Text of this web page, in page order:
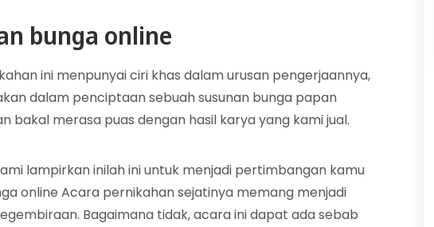
bunga online
ini menpunyai ciri khas dalam urusan pengerjaannya,
dalam penciptaan sebuah susunan bunga papan
bakal merasa puas dengan hasil karya yang kami jual.
lampirkan inilah ini untuk menjadi pertimbangan kamu
online Acara pernikahan sejatinya memang menjadi
Bagaimana tidak, acara ini dapat ada sebab